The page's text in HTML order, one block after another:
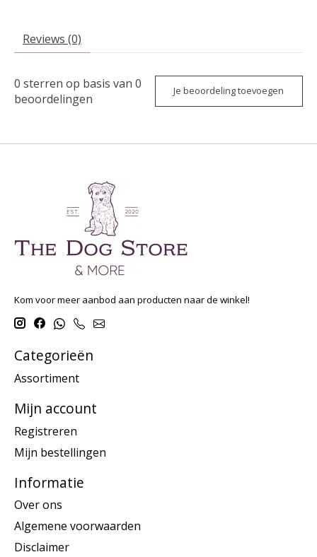
Reviews (0)
0 sterren op basis van 0
beoordelingen
Je beoordeling toevoegen
Kom voor meer aanbod aan producten naar de winkel!
Categorieën
Assortiment
Mijn account
Registreren
Mijn bestellingen
Informatie
Over ons
Algemene voorwaarden
Disclaimer